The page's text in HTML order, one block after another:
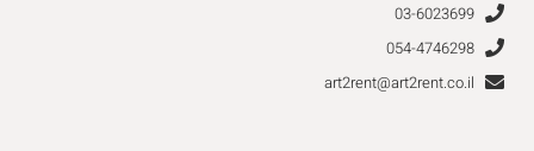
03-6023699
054-4746298
art2rent@art2rent.co.il